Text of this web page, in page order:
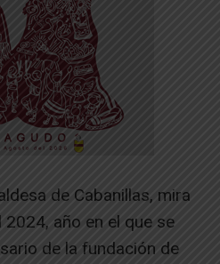
de Cabanillas, mira
año en el que se
de la fundación de